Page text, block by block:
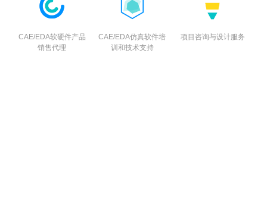
CAE/EDA软硬件产品
销售代理
CAE/EDA仿真软件培
训和技术支持
项目咨询与设计服务